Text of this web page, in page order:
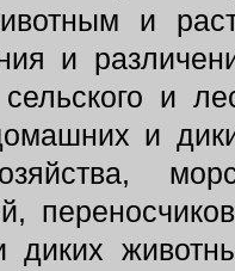
и
и
и
и
диких